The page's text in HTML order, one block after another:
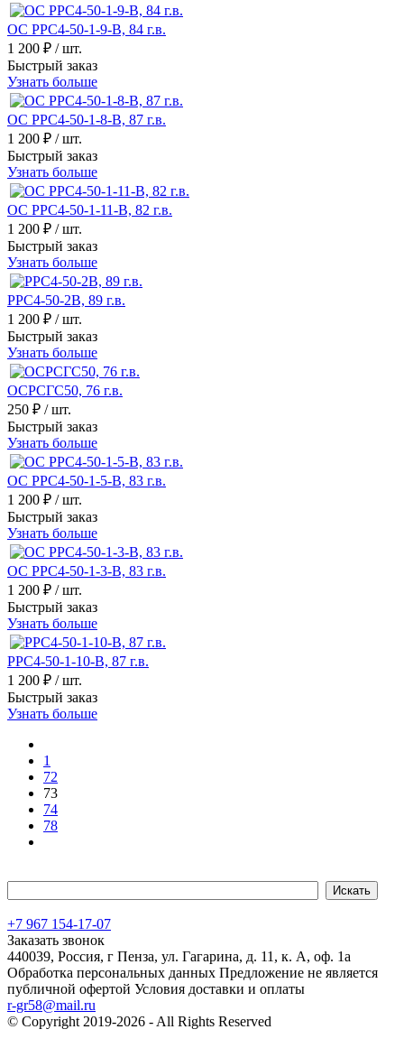
ОС РРС4-50-1-9-В, 84 г.в.
1 200 ₽ / шт.
Быстрый заказ
Узнать больше
ОС РРС4-50-1-8-В, 87 г.в.
1 200 ₽ / шт.
Быстрый заказ
Узнать больше
ОС РРС4-50-1-11-В, 82 г.в.
1 200 ₽ / шт.
Быстрый заказ
Узнать больше
РРС4-50-2В, 89 г.в.
1 200 ₽ / шт.
Быстрый заказ
Узнать больше
ОСРСГС50, 76 г.в.
250 ₽ / шт.
Быстрый заказ
Узнать больше
ОС РРС4-50-1-5-В, 83 г.в.
1 200 ₽ / шт.
Быстрый заказ
Узнать больше
ОС РРС4-50-1-3-В, 83 г.в.
1 200 ₽ / шт.
Быстрый заказ
Узнать больше
РРС4-50-1-10-В, 87 г.в.
1 200 ₽ / шт.
Быстрый заказ
Узнать больше
1
72
73
74
78
+7 967 154-17-07
Заказать звонок
440039, Россия, г Пенза, ул. Гагарина, д. 11, к. А, оф. 1а
Обработка персональных данных Предложение не является
публичной офертой Условия доставки и оплаты
r-gr58@mail.ru
© Copyright 2019-2026 - All Rights Reserved